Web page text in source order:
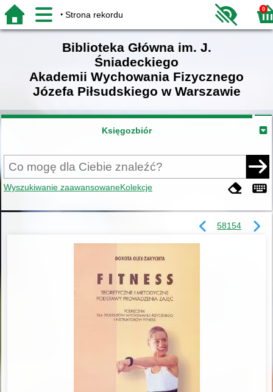
Strona rekordu
0
Biblioteka Główna im. J.
Śniadeckiego
Akademii Wychowania Fizycznego
Józefa Piłsudskiego w Warszawie
Księgozbiór
Wyszukiwanie zaawansowaneKolekcje
58154